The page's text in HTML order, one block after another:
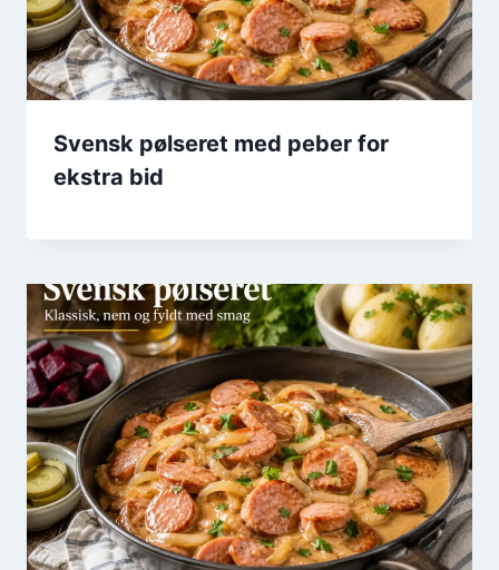
Svensk pølseret med peber for
ekstra bid